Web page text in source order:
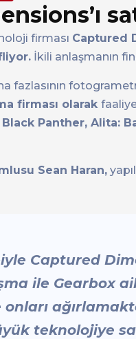
firması Captured
İkili anlaşmanın
firması olarak
Panther, Alita:
Sean Haran,
Captured
ile Gearbox
teknolojiye